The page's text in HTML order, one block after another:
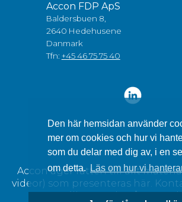
Den här hemsidan använder
mer om cookies och hur vi
som du delar med dig av, i en
om detta.Läs om hur vi
Accon FDP ApS
Baldersbuen 8,
2640 Hedehusene
Danmark
Tfn: +45 46 75 75 40
Accon äger rätten till allt
videor) som presenteras här.